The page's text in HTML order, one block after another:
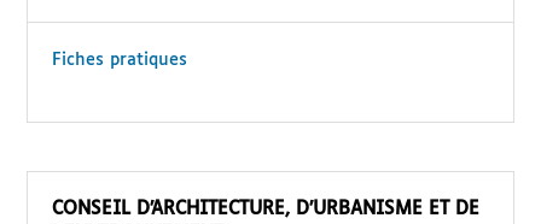
Fiches pratiques
CONSEIL D’ARCHITECTURE, D’URBANISME ET DE